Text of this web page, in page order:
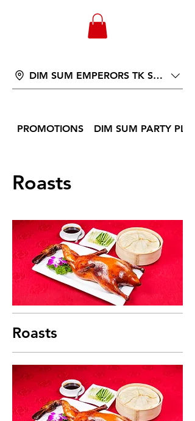
WONGANDMEAS.COM
DIM SUM EMPERORS TK ST 566
PROMOTIONS DIM SUM PARTY
Roasts
Roasts